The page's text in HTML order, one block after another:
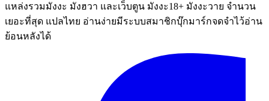
แหล่งรวมมังงะ มังฮวา และเว็บตูน มังงะ18+ มังงะวาย จำนวน
เยอะที่สุด แปลไทย อ่านง่ายมีระบบสมาชิกบุ๊กมาร์กจดจำไว้อ่าน
ย้อนหลังได้